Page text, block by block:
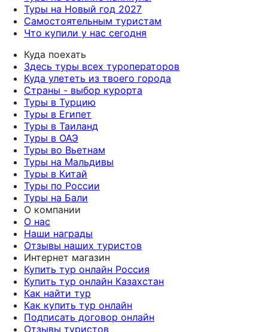
Туры на Новый год 2027
Самостоятельным туристам
Что купили у нас сегодня
Куда поехать
Здесь туры всех туроператоров
Куда улететь из твоего города
Страны - выбор курорта
Туры в Турцию
Туры в Египет
Туры в Таиланд
Туры в ОАЭ
Туры во Вьетнам
Туры на Мальдивы
Туры в Китай
Туры по России
Туры на Бали
О компании
О нас
Наши награды
Отзывы наших туристов
Интернет магазин
Купить тур онлайн Россия
Купить тур онлайн Казахстан
Как найти тур
Как купить тур онлайн
Подписать договор онлайн
Отзывы туристов